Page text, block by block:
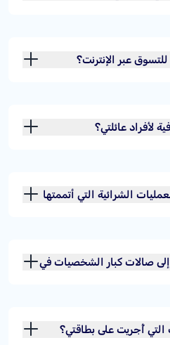
عبر الإنترنت؟
لأفراد عائلتي؟
الشرائية التي أتممتها
صالات كبار الشخصيات في
أُجريت على بطاقتي؟